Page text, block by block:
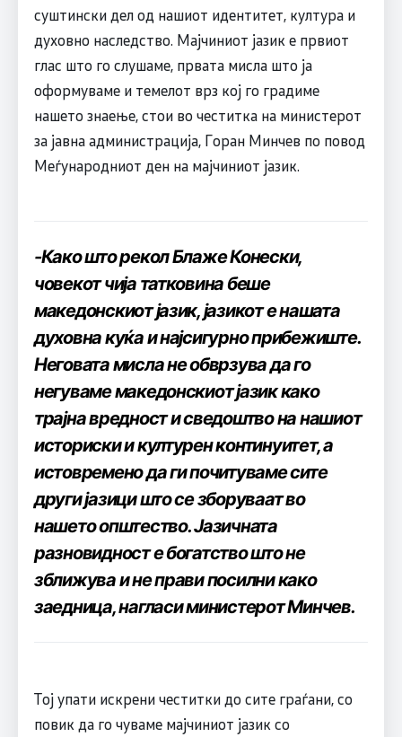
суштински дел од нашиот идентитет, култура и
духовно наследство. Мајчиниот јазик е првиот
глас што го слушаме, првата мисла што ја
оформуваме и темелот врз кој го градиме
нашето знаење, стои во честитка на министерот
за јавна администрација, Горан Минчев по повод
Меѓународниот ден на мајчиниот јазик.
-Како што рекол Блаже Конески,
човекот чија татковина беше
македонскиот јазик, јазикот е нашата
духовна куќа и најсигурно прибежиште.
Неговата мисла не обврзува да го
негуваме македонскиот јазик како
трајна вредност и сведоштво на нашиот
историски и културен континуитет, а
истовремено да ги почитуваме сите
други јазици што се зборуваат во
нашето општество. Јазичната
разновидност е богатство што не
зближува и не прави посилни како
заедница, нагласи министерот Минчев.
Тој упати искрени честитки до сите граѓани, со
повик да го чуваме мајчиниот јазик со